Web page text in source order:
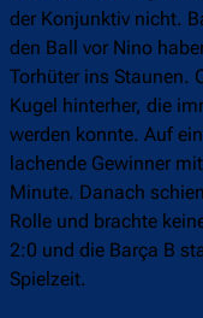
der Konjunktiv nicht.
den Ball vor Nino
Torhüter ins Staunen.
Kugel hinterher, die
werden konnte. Auf
lachende Gewinner
Minute. Danach
Rolle und brachte
2:0 und die Barça B
Spielzeit.